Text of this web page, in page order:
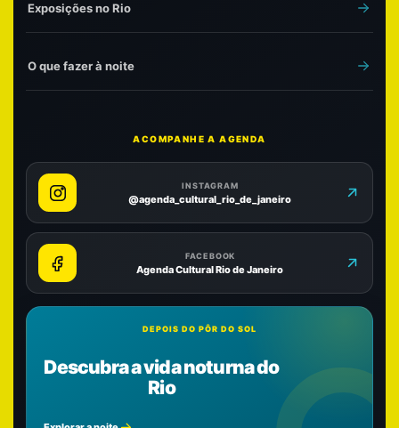
Exposições no Rio
O que fazer à noite
ACOMPANHE A AGENDA
INSTAGRAM
@agenda_cultural_rio_de_janeiro
FACEBOOK
Agenda Cultural Rio de Janeiro
DEPOIS DO PÔR DO SOL
Descubra a vida noturna do
Rio